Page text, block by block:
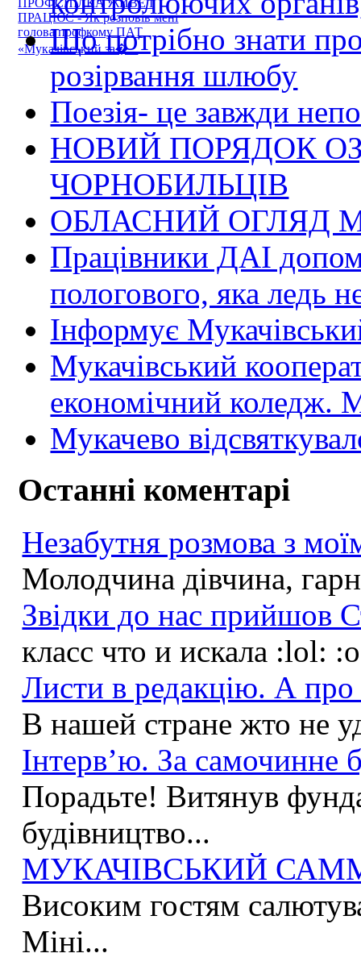
ПРОФСПІЛКА ЖИВЕ І
ПРАЦЮЄ - Як розповів мені
голова профкому ПАТ
«Мукачівський за�...
Що потрібно знати
розірвання шлюбу
Поезія- це завжди
НОВИЙ ПОРЯДОК
ЧОРНОБИЛЬЦІВ
ОБЛАСНИЙ ОГЛЯД
Працівники ДАІ
пологового, яка ледь
Інформує
Мукачівський
економічний
Мукачево
Останні коментарі
Незабутня розмова з
Молодчина дівчина,
Звідки до нас прийшов
класс что и искала :lol:
Листи в редакцію. А
В нашей стране жто не
Інтерв’ю. За самочинне
Порадьте! Витянув
будівництво...
МУКАЧІВСЬКИЙ
Високим гостям
Міні...